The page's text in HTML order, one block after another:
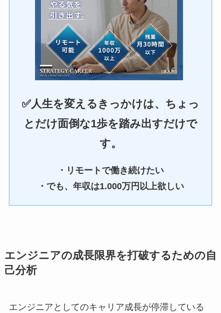
✅人生を変えるきっかけは、ちょっ
とだけ面倒な1歩を踏み出すだけで
す。
・リモートで働き続けたい
・でも、年収は1.000万円以上欲しい
エンジニアの成長限界を打破するための自
己分析
エンジニアとしてのキャリア成長が停滞している